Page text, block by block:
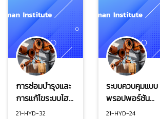
การซ่อมบำรุงและ
การแก้ไขระบบไฮ
ดรอลิก
21-HYD-32
ระบบควบคุมแบบ
พรอปพอร์ชัน
นัลไฮดรอลิก
21-HYD-24